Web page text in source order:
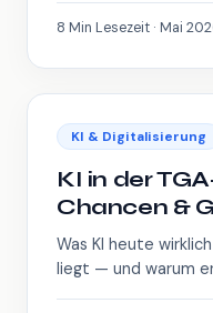
8 Min Lesezeit · Mai
KI & Digitalisierung
KI in der
Chancen &
Was KI heute
liegt — und warum